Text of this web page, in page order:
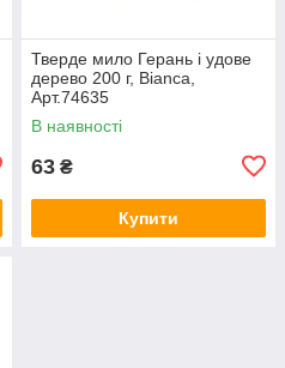
Тверде мило Герань і удове
дерево 200 г, Bianca,
Арт.74635
В наявності
63 ₴
Купити